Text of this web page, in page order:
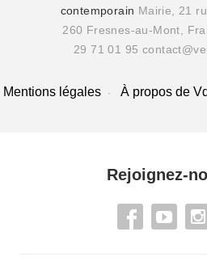
contemporain Mairie, 21
260 Fresnes-au-Mont,
29 71 01 95
Mentions légales À propos de
Rejoignez-